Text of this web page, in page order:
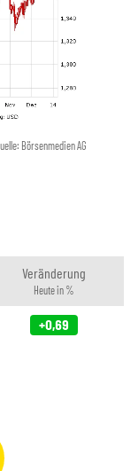
Börsenmedien AG
Veränderung
Heute in %
+0,69